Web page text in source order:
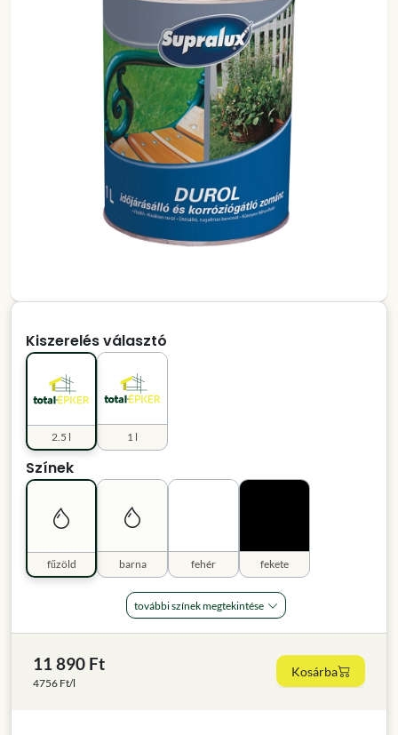
Kiszerelés választó
1 l
2.5 l
Színek
barna fehér fekete
fűzöld
további színek megtekintése
11 890 Ft
4756 Ft/l
Kosárba